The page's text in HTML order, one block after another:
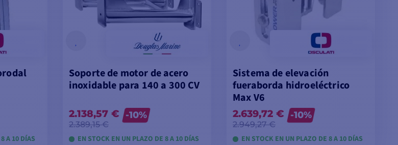
A 10 DÍAS
Soporte de motor de acero
inoxidable para 140 a 300 CV
2.138,57 €
2.389,15 €
-10%
EN STOCK EN UN PLAZO DE 8 A 10 DÍAS
Sistema de elevación
fueraborda hidroeléctrico
Max V6
2.639,72 €
2.949,27 €
-10%
EN STOCK EN UN PLAZO DE 8 A 10 DÍAS